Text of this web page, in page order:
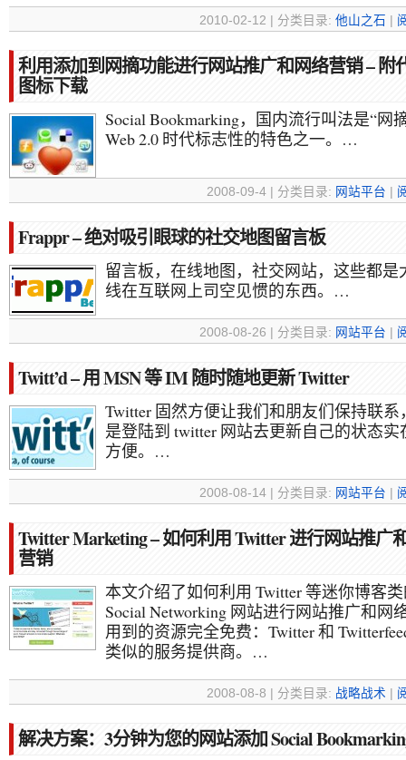
2010-02-12 | 分类目录: 他山之石
利用添加到网摘功能进行网站推广和网络营销 – 附
图标下载
Social Bookmarking，国内流行叫法是“网
Web 2.0 时代标志性的特色之一。…
2008-09-4 | 分类目录: 网站平台
Frappr – 绝对吸引眼球的社交地图留言板
留言板，在线地图，社交网站，这些都是
线在互联网上司空见惯的东西。…
2008-08-26 | 分类目录: 网站平台
Twitt’d – 用 MSN 等 IM 随时随地更新 Twitter
Twitter 固然方便让我们和朋友们保持联系
是登陆到 twitter 网站去更新自己的状态实
方便。…
2008-08-14 | 分类目录: 网站平台
Twitter Marketing – 如何利用 Twitter 进行网站推广
营销
本文介绍了如何利用 Twitter 等迷你博客
Social Networking 网站进行网站推广和网
用到的资源完全免费：Twitter 和
类似的服务提供商。…
2008-08-8 | 分类目录: 战略战术
解决方案：3分钟为您的网站添加 Social